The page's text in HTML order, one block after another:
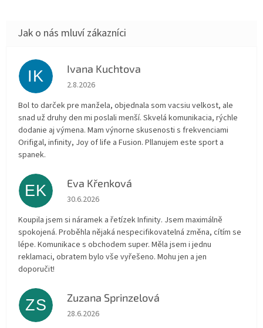
IK Ivana Kuchtova
Hodnocení obchodu je 5 z 5 hvězdiček.
2.8.2026
Bol to darček pre manžela, objednala som vacsiu velkost, ale
snad už druhy den mi poslali menší. Skvelá komunikacia, rýchle
dodanie aj výmena. Mam výnorne skusenosti s frekvenciami
Orifigal, infinity, Joy of life a Fusion. Pllanujem este sport a
spanek.
EK Eva Křenková
Hodnocení obchodu je 5 z 5 hvězdiček.
30.6.2026
Koupila jsem si náramek a řetízek Infinity. Jsem maximálně
spokojená. Proběhla nějaká nespecifikovatelná změna, cítím se
lépe. Komunikace s obchodem super. Měla jsem i jednu
reklamaci, obratem bylo vše vyřešeno. Mohu jen a jen
doporučit!
ZS Zuzana Sprinzelová
Hodnocení obchodu je 5 z 5 hvězdiček.
28.6.2026